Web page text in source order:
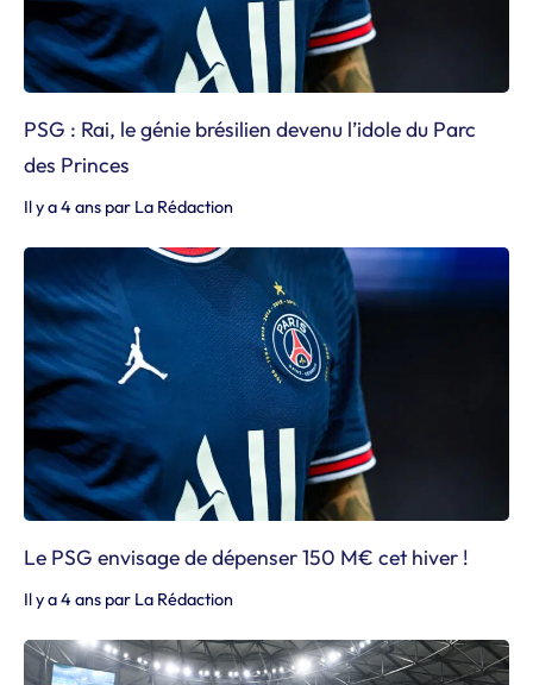
PSG : Rai, le génie brésilien devenu l’idole du Parc
des Princes
Il y a 4 ans par La Rédaction
Le PSG envisage de dépenser 150 M€ cet hiver !
Il y a 4 ans par La Rédaction